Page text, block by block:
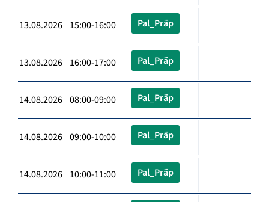
13.08.2026 15:00-16:00 Pal_Präp
13.08.2026 16:00-17:00 Pal_Präp
14.08.2026 08:00-09:00 Pal_Präp
14.08.2026 09:00-10:00 Pal_Präp
14.08.2026 10:00-11:00 Pal_Präp